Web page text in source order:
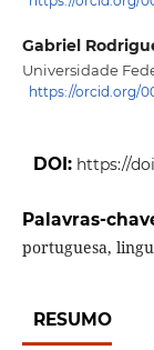
Gabriel
Universidade
https://orcid.org/
DOI: https://
Palavras-
portuguesa,
RESUMO